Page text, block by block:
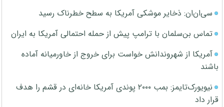
سی‌ان‌ان: ذخایر موشکی آمریکا به سطح خطرناک رسید
تماس بن‌سلمان با ترامپ پیش از حمله احتمالی آمریکا به ایران
آمریکا از شهروندانش خواست برای خروج از خاورمیانه آماده
باشند
نیویورک‌تایمز: بمب ۲۰۰۰ پوندی آمریکا خانه‌ای در قشم را هدف
قرار داد